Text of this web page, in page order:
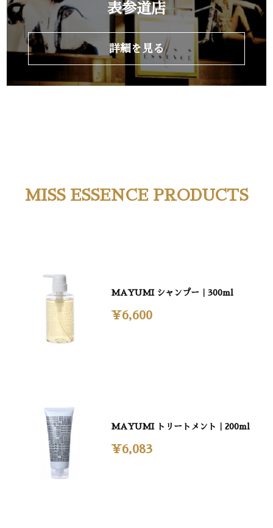
表参道店
詳細を見る
MISS ESSENCE PRODUCTS
MAYUMI シャンプー｜300ml
¥6,600
MAYUMI トリートメント｜200ml
¥6,083